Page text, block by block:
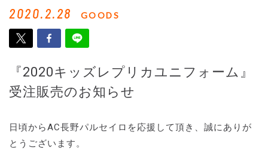
2020.2.28 GOODS
『2020キッズレプリカユニフォーム』
受注販売のお知らせ
日頃からAC長野パルセイロを応援して頂き、誠にありが
とうございます。